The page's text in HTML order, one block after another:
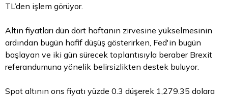
TL’den işlem görüyor.
Altın fiyatları dün dört haftanın zirvesine yükselmesinin
ardından bugün hafif düşüş gösterirken, Fed'in bugün
başlayan ve iki gün sürecek toplantısıyla beraber Brexit
referandumuna yönelik belirsizlikten destek buluyor.
Spot altının ons fiyatı yüzde 0.3 düşerek 1,279.35 dolara